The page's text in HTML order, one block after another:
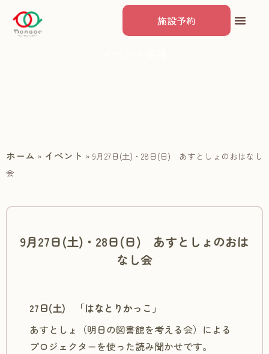
施設予約
ホーム » イベント » 9月27日(土)・28日(日) あすとしょのおはなし
会
9月27日(土)・28日(日) あすとしょのおは
なし会
27日(土) 「はなとりかっこ」
あすとしょ（明日の図書館を考える会）による
プロジェクターを使った読み聞かせです。